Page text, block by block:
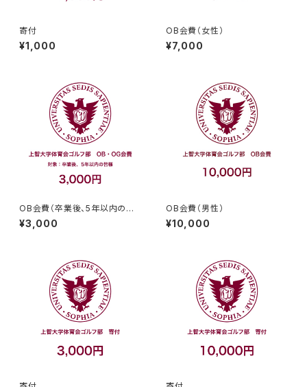
寄付
¥1,000
OB会費（女性）
¥7,000
OB会費（卒業後、5年以内の皆
様）
¥3,000
OB会費（男性）
¥10,000